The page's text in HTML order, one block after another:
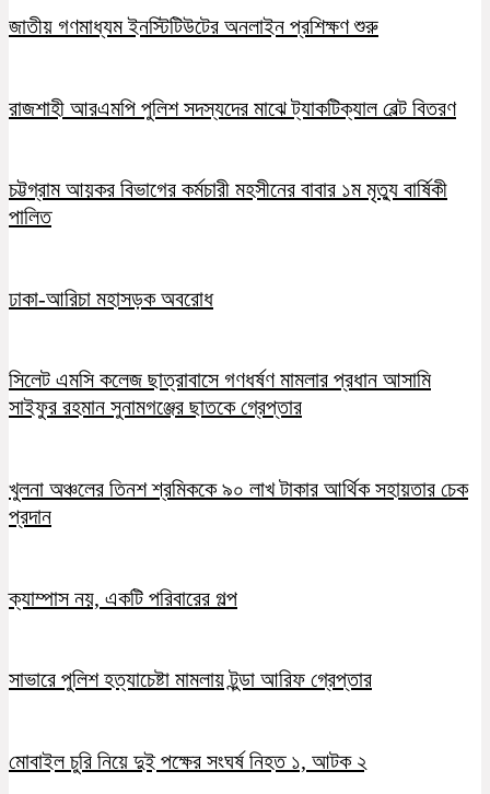
জাতীয় গণমাধ্যম ইনস্টিটিউটের অনলাইন প্রশিক্ষণ শুরু
রাজশাহী আরএমপি পুলিশ সদস্যদের মাঝে ট্যাকটিক্যাল বেল্ট বিতরণ
চট্টগ্রাম আয়কর বিভাগের কর্মচারী মহসীনের বাবার ১ম মৃত্যু বার্ষিকী
পালিত
ঢাকা-আরিচা মহাসড়ক অবরোধ
সিলেট এমসি কলেজ ছাত্রাবাসে গণধর্ষণ মামলার প্রধান আসামি
সাইফুর রহমান সুনামগঞ্জের ছাতকে গ্রেপ্তার
খুলনা অঞ্চলের তিনশ শ্রমিককে ৯০ লাখ টাকার আর্থিক সহায়তার চেক
প্রদান
ক্যাম্পাস নয়, একটি পরিবারের গল্প
সাভারে পুলিশ হত্যাচেষ্টা মামলায় টুন্ডা আরিফ গ্রেপ্তার
মোবাইল চুরি নিয়ে দুই পক্ষের সংঘর্ষ নিহত ১, আটক ২